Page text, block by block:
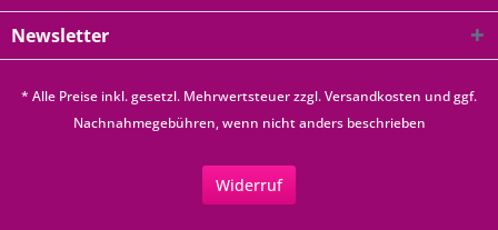
Newsletter
* Alle Preise inkl. gesetzl. Mehrwertsteuer zzgl.Versandkosten und ggf.
Nachnahmegebühren, wenn nicht anders beschrieben
Widerruf